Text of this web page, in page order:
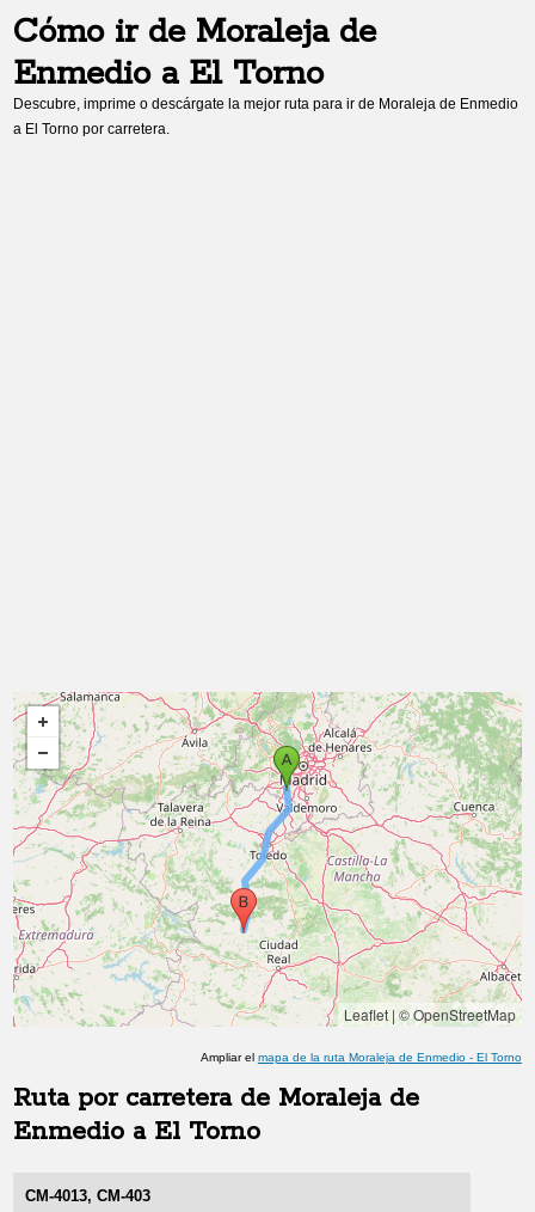
Cómo ir de Moraleja de
Enmedioa El Torno
Descubre, imprime o descárgate la mejor ruta para ir de Moraleja de Enmedio
a El Torno por carretera.
Leaflet|© OpenStreetMap
Ampliar el mapa de la ruta Moraleja de Enmedio- El Torno
Ruta por carretera de Moraleja de
Enmedio a El Torno
CM-4013, CM-403